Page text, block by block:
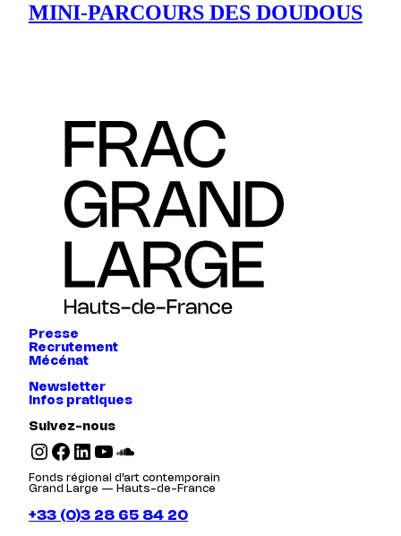
MINI-PARCOURS DES DOUDOUS
Presse
Recrutement
Mécénat
Newsletter
Infos pratiques
Suivez-nous
Instagram Facebook LinkedIn YouTube SoundCloud
Fonds régional d’art contemporain
Grand Large — Hauts-de-France
+33 (0)3 28 65 84 20